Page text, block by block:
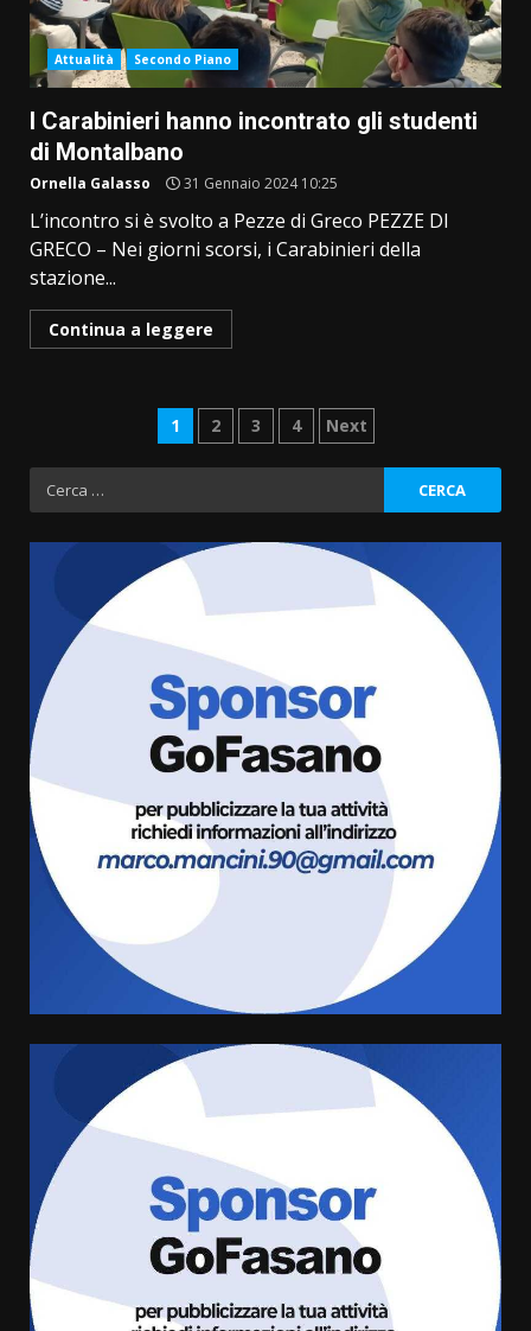
Attualità Secondo Piano
I Carabinieri hanno incontrato gli studenti
di Montalbano
Ornella Galasso 31 Gennaio 2024 10:25
L’incontro si è svolto a Pezze di Greco PEZZE DI
GRECO – Nei giorni scorsi, i Carabinieri della
stazione...
Continua a leggere
Paginazione
degli
articoli
1 2 3 4 Next
Ricerca
per:
3
Fasanese ferito a colpi di arma
6 Agosto 2026 18:13
Carta d’identità: continua il piano
di aperture straordinarie del
6 Agosto 2026 14:16
Grazia Neglia, coordinatrice
cittadina di Fratelli d’Italia,
pronta a tornare in Consiglio
cittadinanza attiva: online
l’avviso per la gestione
condivisa della Villetta di
Laureto
6 Agosto 2026 06:20
La magia del Minareto e la prima
assoluta de “L’Albergo
Belvedere. Il rapimento”
6 Agosto 2026 06:15
“I Contestatori: Musica di